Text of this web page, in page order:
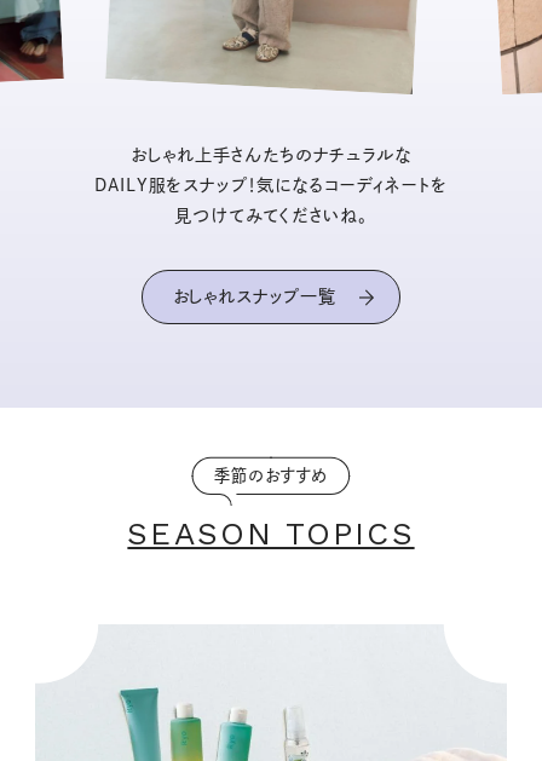
おしゃれ上手さんたちのナチュラルな
DAILY服をスナップ！気になるコーディネートを
見つけてみてくださいね。
おしゃれスナップ一覧
季節のおすすめ
SEASON TOPICS